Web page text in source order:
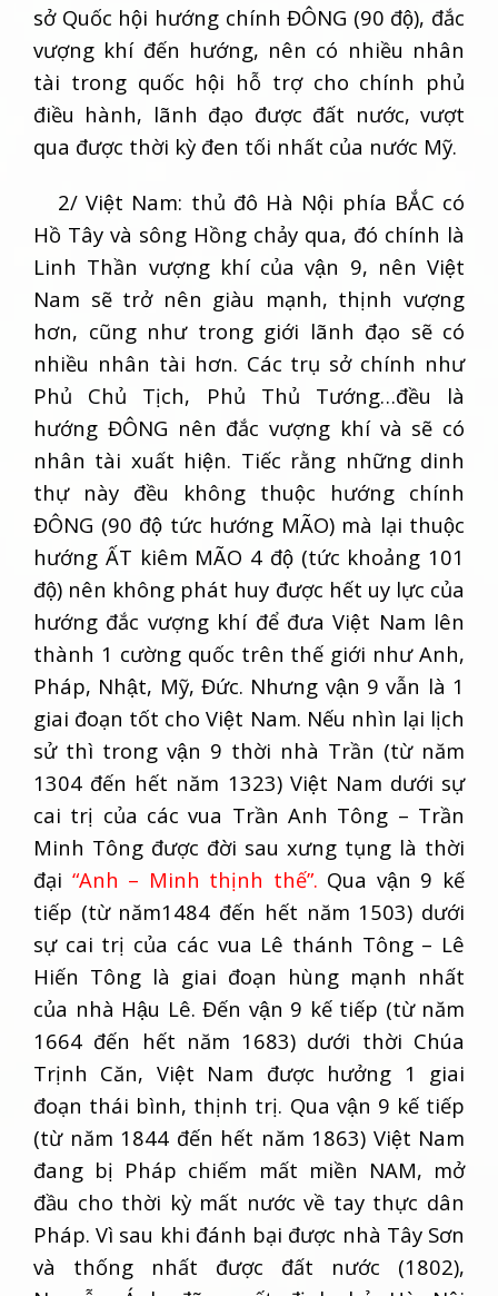
sở Quốc hội hướng chính ĐÔNG (90 độ), đắc
vượng khí đến hướng, nên có nhiều nhân
tài trong quốc hội hỗ trợ cho chính phủ
điều hành, lãnh đạo được đất nước, vượt
qua được thời kỳ đen tối nhất của nước Mỹ.
2/ Việt Nam: thủ đô Hà Nội phía BẮC có
Hồ Tây và sông Hồng chảy qua, đó chính là
Linh Thần vượng khí của vận 9, nên Việt
Nam sẽ trở nên giàu mạnh, thịnh vượng
hơn, cũng như trong giới lãnh đạo sẽ có
nhiều nhân tài hơn. Các trụ sở chính như
Phủ Chủ Tịch, Phủ Thủ Tướng…đều là
hướng ĐÔNG nên đắc vượng khí và sẽ có
nhân tài xuất hiện. Tiếc rằng những dinh
thự này đều không thuộc hướng chính
ĐÔNG (90 độ tức hướng MÃO) mà lại thuộc
hướng ẤT kiêm MÃO 4 độ (tức khoảng 101
độ) nên không phát huy được hết uy lực của
hướng đắc vượng khí để đưa Việt Nam lên
thành 1 cường quốc trên thế giới như Anh,
Pháp, Nhật, Mỹ, Đức. Nhưng vận 9 vẫn là 1
giai đoạn tốt cho Việt Nam. Nếu nhìn lại lịch
sử thì trong vận 9 thời nhà Trần (từ năm
1304 đến hết năm 1323) Việt Nam dưới sự
cai trị của các vua Trần Anh Tông – Trần
Minh Tông được đời sau xưng tụng là thời
đại “Anh – Minh thịnh thế”. Qua vận 9 kế
tiếp (từ năm1484 đến hết năm 1503) dưới
sự cai trị của các vua Lê thánh Tông – Lê
Hiến Tông là giai đoạn hùng mạnh nhất
của nhà Hậu Lê. Đến vận 9 kế tiếp (từ năm
1664 đến hết năm 1683) dưới thời Chúa
Trịnh Căn, Việt Nam được hưởng 1 giai
đoạn thái bình, thịnh trị. Qua vận 9 kế tiếp
(từ năm 1844 đến hết năm 1863) Việt Nam
đang bị Pháp chiếm mất miền NAM, mở
đầu cho thời kỳ mất nước về tay thực dân
Pháp. Vì sau khi đánh bại được nhà Tây Sơn
và thống nhất được đất nước (1802),